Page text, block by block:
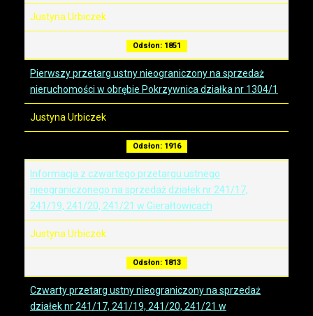
Justyna Urbiczek
Odsłon: 1851
Pierwszy przetarg ustny nieograniczony na sprzedaż
nieruchomości w obrębie Pokrzywnica działka nr 1304/1
Justyna Urbiczek
Odsłon: 1916
Informacja z czwartego przetargu ustnego
nieograniczonego na sprzedaż działek nr 241/17,
241/19, 241/20, 241/21 w Gierałtowicach
Justyna Urbiczek
Odsłon: 1813
Czwarty przetarg ustny nieograniczony na sprzedaż
działek nr 241/17, 241/19, 241/20, 241/21 w